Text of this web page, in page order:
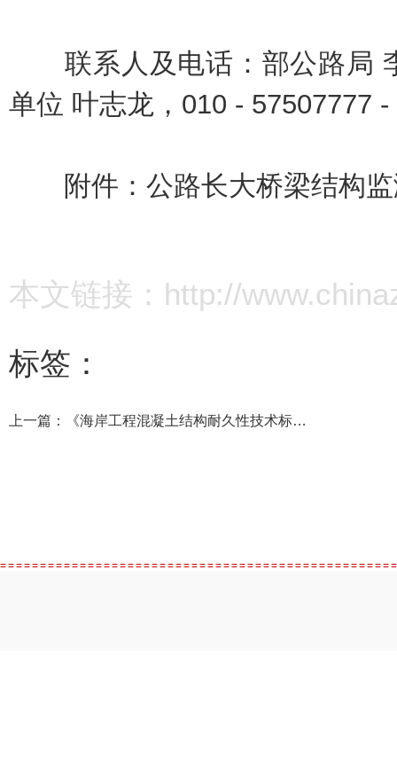
联系人及电话：部公路局
单位 叶志龙，010 - 57507777
附件： 公路长大桥梁结构
本文链接：http://
标签：
上一篇： 《海岸工程混凝土结构耐久性技术标准》